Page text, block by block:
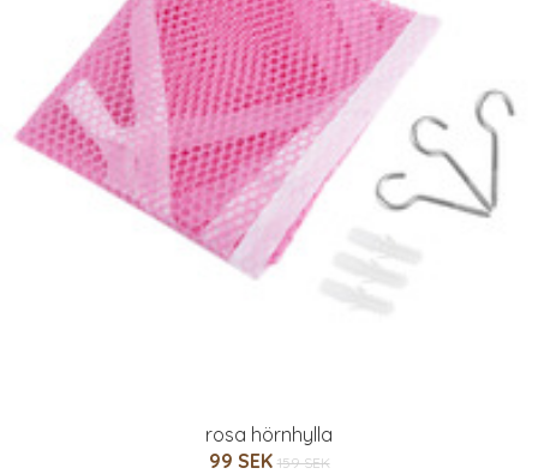
rosa hörnhylla
99 SEK 159 SEK